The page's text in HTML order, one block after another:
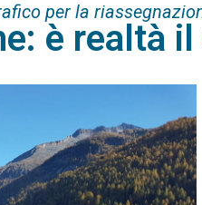
per la
è realtà